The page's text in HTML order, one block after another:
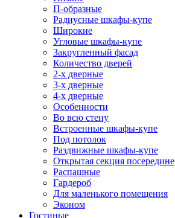
П-образные
Радиусные шкафы-купе
Широкие
Угловые шкафы-купе
Закругленный фасад
Количество дверей
2-х дверные
3-х дверные
4-х дверные
Особенности
Во всю стену
Встроенные шкафы-купе
Под потолок
Раздвижные шкафы-купе
Открытая секция посередине
Распашные
Гардероб
Для маленького помещения
Эконом
Гостиные